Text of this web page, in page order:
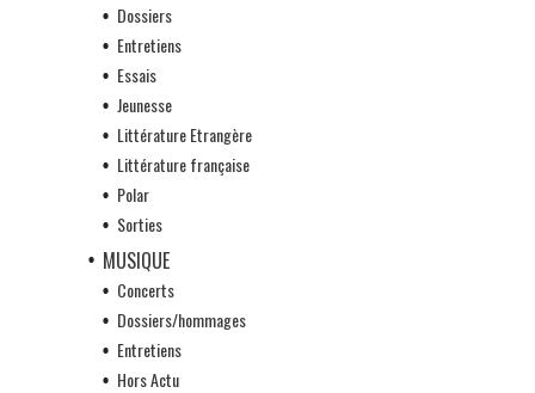
Dossiers
Entretiens
Essais
Jeunesse
Littérature Etrangère
Littérature française
Polar
Sorties
MUSIQUE
Concerts
Dossiers/hommages
Entretiens
Hors Actu